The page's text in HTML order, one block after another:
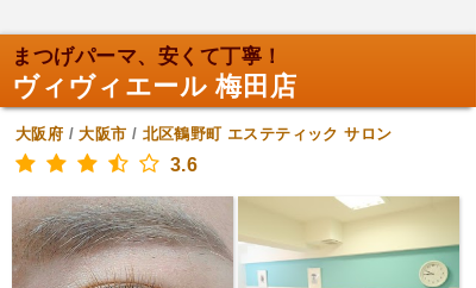
まつげパーマ、安くて丁寧！
ヴィヴィエール 梅田店
大阪府 /大阪市 / 北区鶴野町 エステティック サロン
3.6